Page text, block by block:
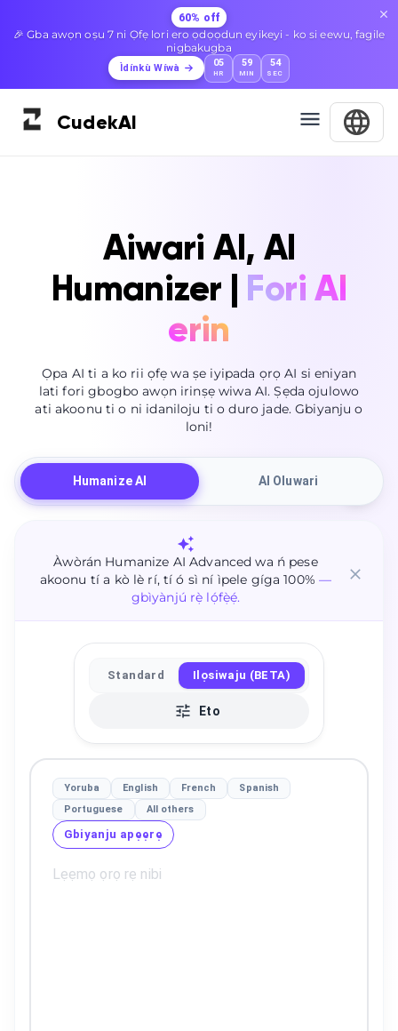
60% off
🎉 Gba awọn oṣu 7 ni Ọfẹ lori ero ọdọọdun eyikeyi - ko si eewu, fagile
nigbakugba
Ìdínkù Wíwà 05
HR
59
MIN
53
SEC
CudekAI
Aiwari AI, AI
Humanizer | Fori AI
erin
Ọpa AI ti a ko rii ọfẹ wa ṣe iyipada ọrọ AI si eniyan
lati fori gbogbo awọn irinṣẹ wiwa AI. Ṣẹda ojulowo
ati akoonu ti o ni idaniloju ti o duro jade. Gbiyanju o
loni!
Humanize AI AI Oluwari
Àwòrán Humanize AI Advanced wa ń pese
akoonu tí a kò lè rí, tí ó sì ní ìpele gíga 100% —
gbìyànjú rẹ̀ lọ́fẹ̀ẹ́.
Standard Ilọsiwaju (BETA)
Eto
Yoruba English French
Spanish
Portuguese
All others
Gbiyanju apẹẹrẹ